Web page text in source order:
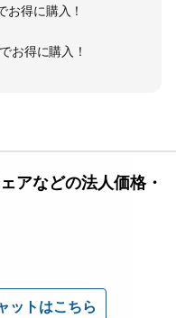
お得に購入！
お得に購入！
アなどの法人価格・
ットはこちら